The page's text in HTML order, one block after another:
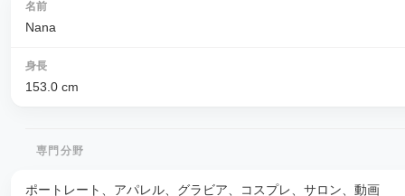
名前
Nana
身長
153.0 cm
専門分野
ポートレート、アパレル、グラビア、コスプレ、サロン、動画